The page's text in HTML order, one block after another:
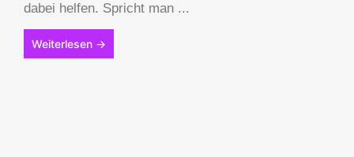
dabei helfen. Spricht man ...
Weiterlesen →